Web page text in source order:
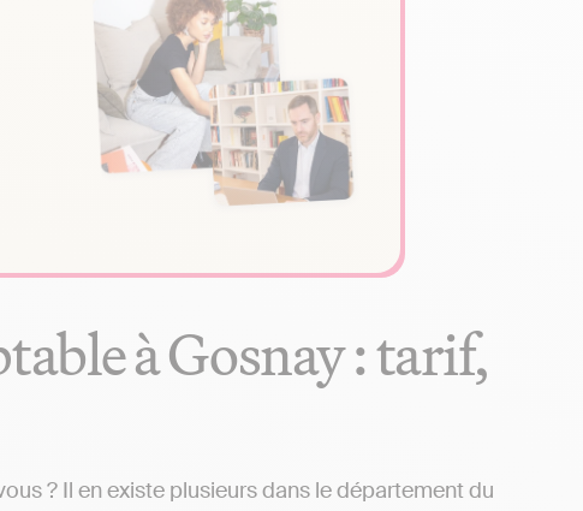
à Gosnay : tarif,
? Il en existe plusieurs dans le département du